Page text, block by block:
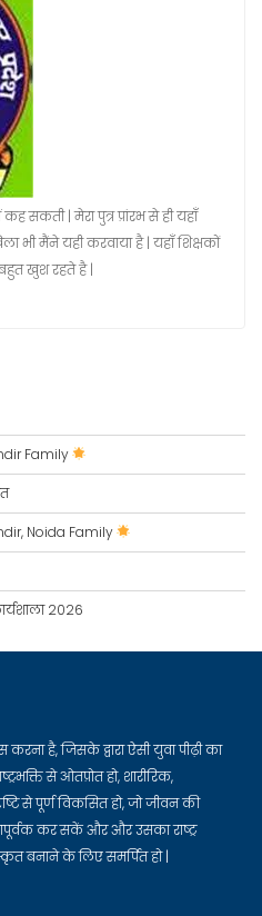
सकती | मेरा पुत्र प्रांरभ से ही यहाँ
भी मैंने यही करवाया है | यहाँ शिक्षकों
बहुत खुश रहते है |
Family
Noida Family
2026
करना है, जिसके द्वारा ऐसी युवा पीढ़ी का
से ओतप्रोत हो, शारीरिक,
से पूर्ण विकसित हो, जो जीवन की
कर सकें और और उसका राष्ट्र
बनाने के लिए समर्पित हो |